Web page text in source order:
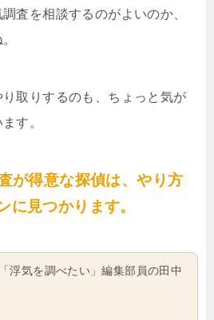
査を相談するのがよいのか、
取りするのも、ちょっと気が
す。
が得意な探偵は、やり方
に見つかります。
浮気を調べたい」編集部員の田中